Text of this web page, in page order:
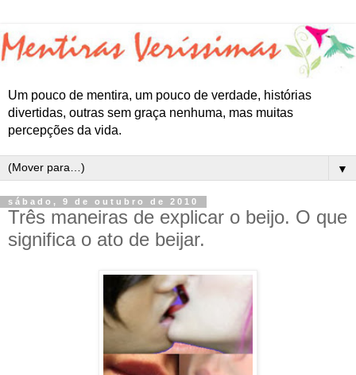
Um pouco de mentira, um pouco de verdade, histórias
divertidas, outras sem graça nenhuma, mas muitas
percepções da vida.
▼
sábado, 9 de outubro de 2010
Três maneiras de explicar o beijo. O que
significa o ato de beijar.